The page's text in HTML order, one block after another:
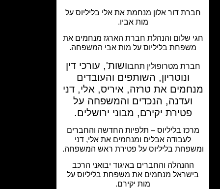
דור אלון מנחמת את אלי בליליוס על
מות אביו.
שלום והנהלת חברת הארגז מנחמים את
בליליוס על מות אבי המשפחה.
מטרופולין תחבוושות', עורכי דין
ונוטריון, השותפים והעובדים
את טרזה, איריס, אלי, דני
ועדנה, הנכדים והמשפחה על
פטירת יקירם, מבוני ירושלים.
בליליוס – תלפיות החדשה והחברים
לעבודה אבלים ומנחמים את אלי, דני
בליליוס על פטירת ראש המשפחה.
ההנהלה והחברים באיגוד יבואני הרכב
מנחמים את משפחת בליליוס על
מות יקירם.